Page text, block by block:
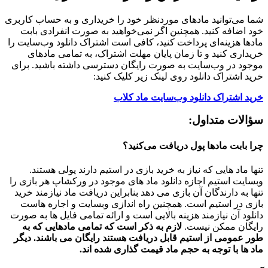
شما می‌توانید مادهای موردنظر خود را خریداری و به حساب کاربری
خود اضافه کنید. همچنین اگر نمی‌خواهید به صورت انفرادی بابت
مادها هزینه‌ای پرداخت کنید، کافی است اشتراک دانلود وب‌سایت را
خریداری کنید و تا زمان پایان مهلت اشتراک، به تمامی مادهای
موجود در وب‌سایت به صورت رایگان دسترسی داشته باشید. برای
خرید اشتراک دانلود روی لینک زیر کلیک کنید:
خرید اشتراک دانلود وب‌سایت ماد کلاب
سؤالات متداول:
چرا بابت مادها پول دریافت می‌کنید؟
تنها ماد هایی که نیاز به خرید بازی در استیم دارند پولی هستند.
وبسایت استیم اجازه دانلود ماد های موجود در ورکشاپ هر بازی را
تنها به دارندگان آن بازی می دهد بنابراین دریافت ماد نیازمند خرید
بازی در استیم است. همچنین راه اندازی وبسایت و اجاره هاست
دانلود آن نیازمند هزینه بالایی است و ارائه تمامی فایل ها به صورت
رایگان ممکن نیست. لازم به ذکر است که تمامی مادهایی که به
طور عمومی از استیم قابل دریافت هستند رایگان می باشند. دیگر
ماد ها با توجه به حجم ماد قیمت گذاری شده اند.